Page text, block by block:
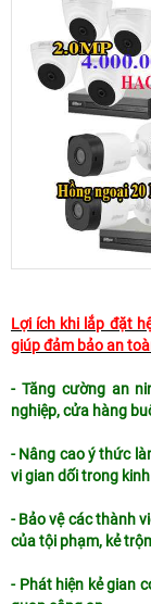
Lợi ích khi lắp đặt
giúp đảm bảo an
- Tăng cường an
nghiệp, cửa hàng
- Nâng cao ý thức
vi gian dối trong
- Bảo vệ các thành
của tội phạm, kẻ
- Phát hiện kẻ gian